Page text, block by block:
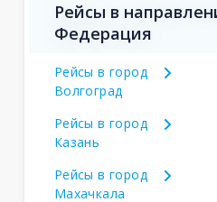
Рейсы в
Федерация
Рейсы в город
Волгоград
Рейсы в город
Казань
Рейсы в город
Махачкала